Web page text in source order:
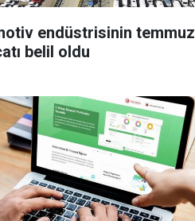
endüstrisinin temmuz
belil oldu